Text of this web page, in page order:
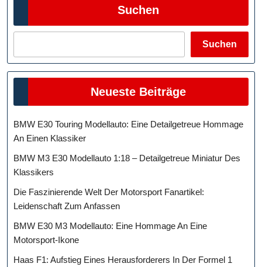
Suchen
Suchen
Neueste Beiträge
BMW E30 Touring Modellauto: Eine Detailgetreue Hommage
An Einen Klassiker
BMW M3 E30 Modellauto 1:18 – Detailgetreue Miniatur Des
Klassikers
Die Faszinierende Welt Der Motorsport Fanartikel:
Leidenschaft Zum Anfassen
BMW E30 M3 Modellauto: Eine Hommage An Eine
Motorsport-Ikone
Haas F1: Aufstieg Eines Herausforderers In Der Formel 1